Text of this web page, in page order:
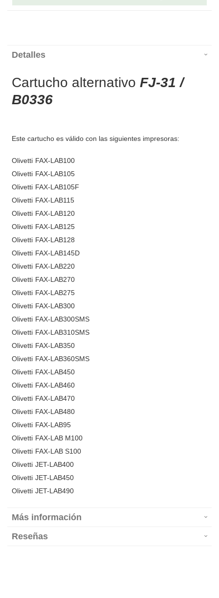
Detalles
Cartucho alternativo FJ-31 /
B0336
Este cartucho es válido con las siguientes impresoras:
Olivetti FAX-LAB100
Olivetti FAX-LAB105
Olivetti FAX-LAB105F
Olivetti FAX-LAB115
Olivetti FAX-LAB120
Olivetti FAX-LAB125
Olivetti FAX-LAB128
Olivetti FAX-LAB145D
Olivetti FAX-LAB220
Olivetti FAX-LAB270
Olivetti FAX-LAB275
Olivetti FAX-LAB300
Olivetti FAX-LAB300SMS
Olivetti FAX-LAB310SMS
Olivetti FAX-LAB350
Olivetti FAX-LAB360SMS
Olivetti FAX-LAB450
Olivetti FAX-LAB460
Olivetti FAX-LAB470
Olivetti FAX-LAB480
Olivetti FAX-LAB95
Olivetti FAX-LAB M100
Olivetti FAX-LAB S100
Olivetti JET-LAB400
Olivetti JET-LAB450
Olivetti JET-LAB490
Más información
Reseñas